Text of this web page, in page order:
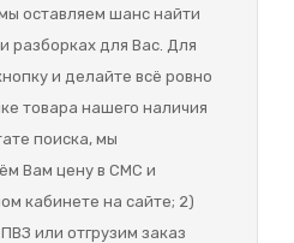
оставляем шанс найти
разборках для Вас. Для
и делайте всё ровно
товара нашего наличия
поиска, мы
Вам цену в СМС и
кабинете на сайте; 2)
или отгрузим заказ